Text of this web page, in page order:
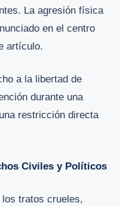
La agresión física
en el centro
artículo.
a la libertad de
durante una
restricción directa
Civiles y Políticos
tratos crueles,